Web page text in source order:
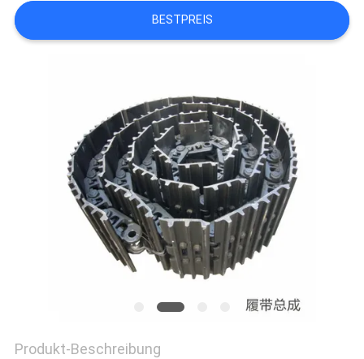
EIN
ZITAT
PRIVACY
POLICY
BESTPREIS
Produkt-Beschreibung